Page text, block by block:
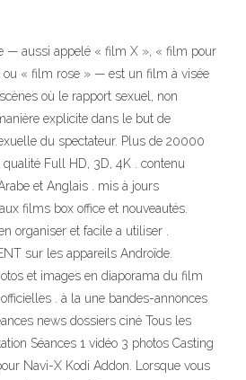
— aussi appelé « film X », « film pour
« film rose » — est un film à visée
où le rapport sexuel, non
explicite dans le but de
du spectateur. Plus de 20000
Full HD, 3D, 4K . contenu
et Anglais . mis à jours
films box office et nouveautés.
organiser et facile a utiliser .
sur les appareils Androïde.
et images en diaporama du film
. à la une bandes-annonces
news dossiers ciné Tous les
Séances 1 vidéo 3 photos Casting
Navi-X Kodi Addon. Lorsque vous